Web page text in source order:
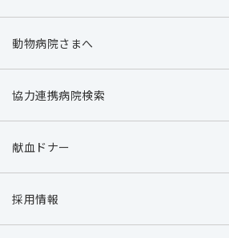
動物病院さまへ
協力連携病院検索
献血ドナー
採用情報